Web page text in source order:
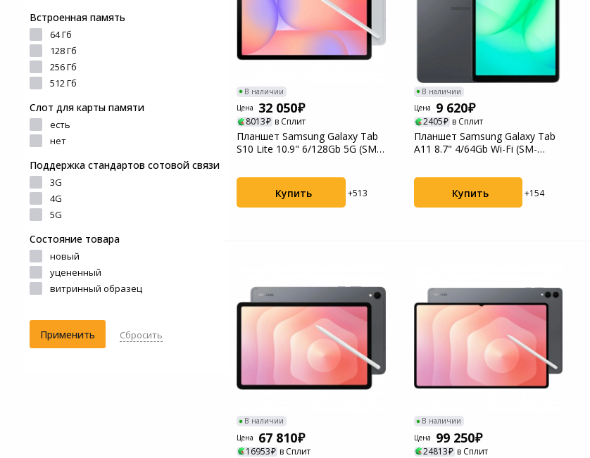
Встроенная память
64 Гб
128 Гб
256 Гб
512 Гб
Слот для карты памяти
есть
нет
Поддержка стандартов сотовой связи
3G
4G
5G
Состояние товара
новый
уцененный
витринный образец
Применить Сбросить
В наличии
Цена
32 050
8013 в Сплит
Планшет Samsung Galaxy Tab
S10 Lite 10.9" 6/128Gb 5G (SM-
Купить +513
В наличии
Цена
9 620
2405 в Сплит
Планшет Samsung Galaxy Tab
A11 8.7" 4/64Gb Wi-Fi (SM-
Купить +154
В наличии
Цена
67 810
16953 в Сплит
В наличии
Цена
99 250
24813 в Сплит